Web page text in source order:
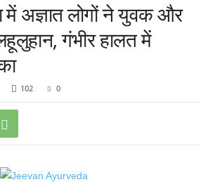
में अज्ञात लोगों ने युवक और
गंभीर हालत में
102 0